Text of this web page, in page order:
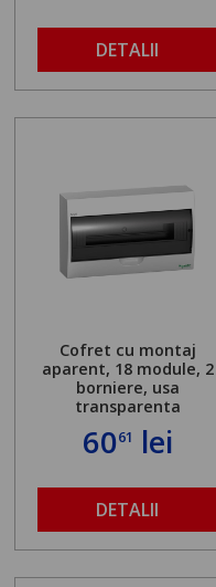
DETALII
Cofret cu montaj
aparent, 18 module, 2
borniere, usa
transparenta
6061 lei
DETALII